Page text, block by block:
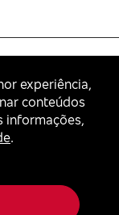
experiência,
conteúdos
informações,
.